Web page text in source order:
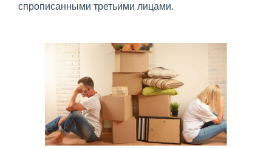
спрописанными третьими лицами.